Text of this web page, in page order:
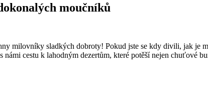
moučníků
milovníky sladkých dobroty! Pokud jste se kdy ⁤divili, jak je
cestu k lahodným dezertům, které potěší nejen ‍chuťové